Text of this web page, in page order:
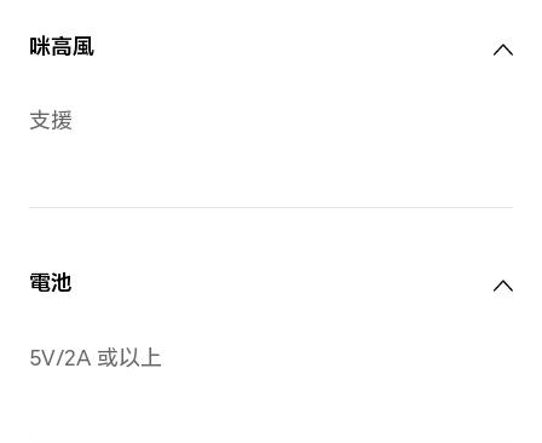
錶帶
矽橡膠錶帶（黑色）、合成錶